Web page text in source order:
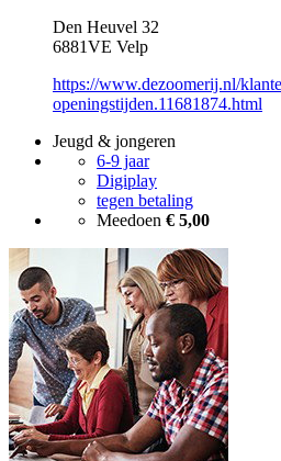
Den Heuvel 32
6881VE Velp
https://www.dezoomerij.nl/
openingstijden.11681874.html
Jeugd & jongeren
6-9 jaar
Digiplay
tegen betaling
Meedoen € 5,00